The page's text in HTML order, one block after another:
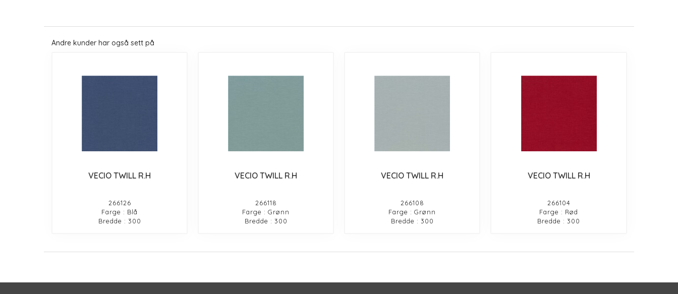
Andre kunder har også sett på
VECIO TWILL R.H
266126
Farge : Blå
Bredde : 300
VECIO TWILL R.H
266118
Farge : Grønn
Bredde : 300
VECIO TWILL R.H
266108
Farge : Grønn
Bredde : 300
VECIO TWILL R.H
266104
Farge : Rød
Bredde : 300